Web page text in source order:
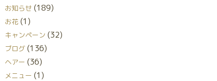
お知らせ (189)
お花 (1)
キャンペーン (32)
ブログ (136)
ヘアー (36)
メニュー (1)